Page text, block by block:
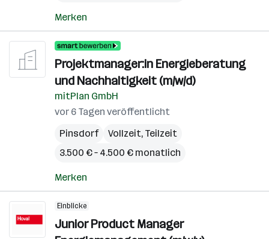
Merken
Projektmanager:in Energieberatung
und Nachhaltigkeit (m/w/d)
mitPlan GmbH
vor 6 Tagen veröffentlicht
Pinsdorf
Vollzeit, Teilzeit
3.500 € – 4.500 € monatlich
Merken
Einblicke
Junior Product Manager